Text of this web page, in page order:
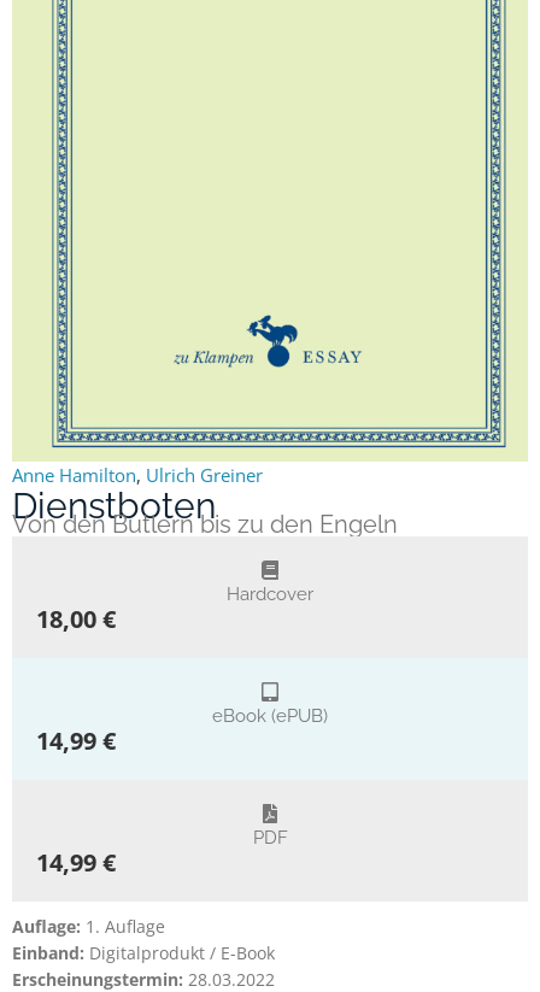
Anne Hamilton, Ulrich Greiner
Dienstboten
Von den Butlern bis zu den Engeln
Hardcover
18,00 €
eBook (ePUB)
14,99 €
PDF
14,99 €
Auflage: 1. Auflage
Einband: Digitalprodukt / E-Book
Erscheinungstermin: 28.03.2022